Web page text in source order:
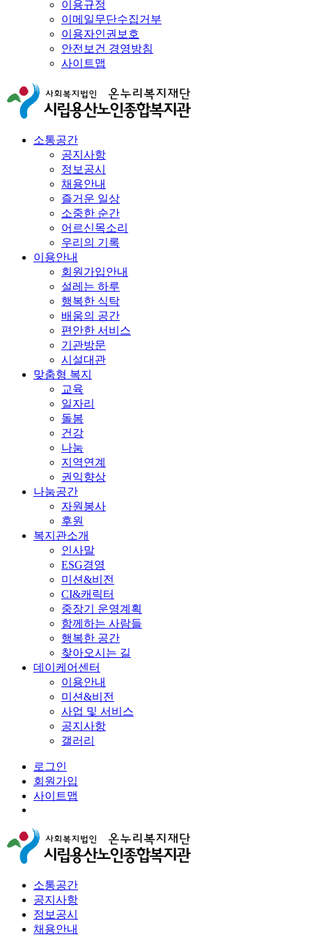
이용규정
이메일무단수집거부
이용자인권보호
안전보건 경영방침
사이트맵
소통공간
공지사항
정보공시
채용안내
즐거운 일상
소중한 순간
어르신목소리
우리의 기록
이용안내
회원가입안내
설레는 하루
행복한 식탁
배움의 공간
편안한 서비스
기관방문
시설대관
맞춤형 복지
교육
일자리
돌봄
건강
나눔
지역연계
권익향상
나눔공간
자원봉사
후원
복지관소개
인사말
ESG경영
미션&비전
CI&캐릭터
중장기 운영계획
함께하는 사람들
행복한 공간
찾아오시는 길
데이케어센터
이용안내
미션&비전
사업 및 서비스
공지사항
갤러리
로그인
회원가입
사이트맵
소통공간
공지사항
정보공시
채용안내